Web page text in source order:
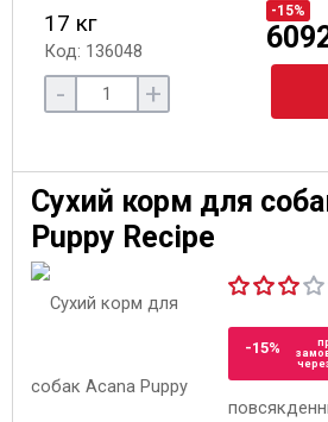
17 кг
Код: 136048
-15%
- +
Сухий корм для
Puppy Recipe
-15%